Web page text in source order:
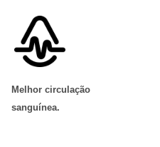
Melhor circulação
sanguínea.